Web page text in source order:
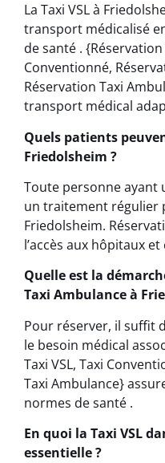
La Taxi VSL à
transport médicalisé
de santé . {Réservation
Conventionné,
Réservation Taxi
transport médical
Quels patients
Friedolsheim ?
Toute personne ayant
un traitement régulier
Friedolsheim.
l’accès aux hôpitaux
Quelle est la
Taxi Ambulance à
Pour réserver, il suffit
le besoin médical
Taxi VSL, Taxi
Taxi Ambulance}
normes de santé .
En quoi la Taxi VSL
essentielle ?